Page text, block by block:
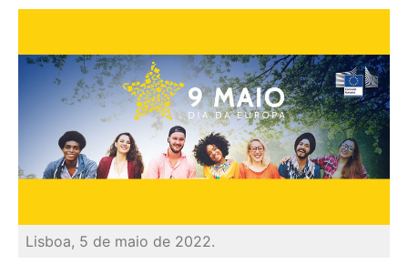
Lisboa, 5 de maio de 2022.